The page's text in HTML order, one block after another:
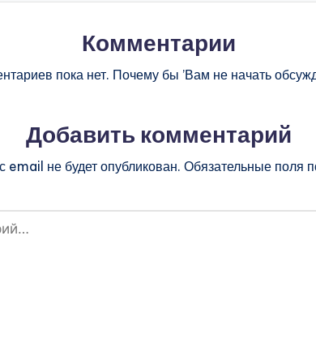
Комментарии
пока нет. Почему бы ’Вам не начать
Добавить комментарий
email не будет опубликован. Обязательные поля